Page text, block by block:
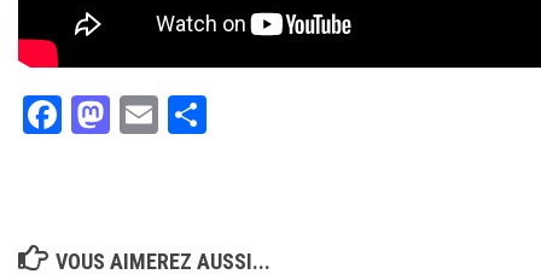
Facebook
Mastodon
Email
VOUS AIMEREZ AUSSI...